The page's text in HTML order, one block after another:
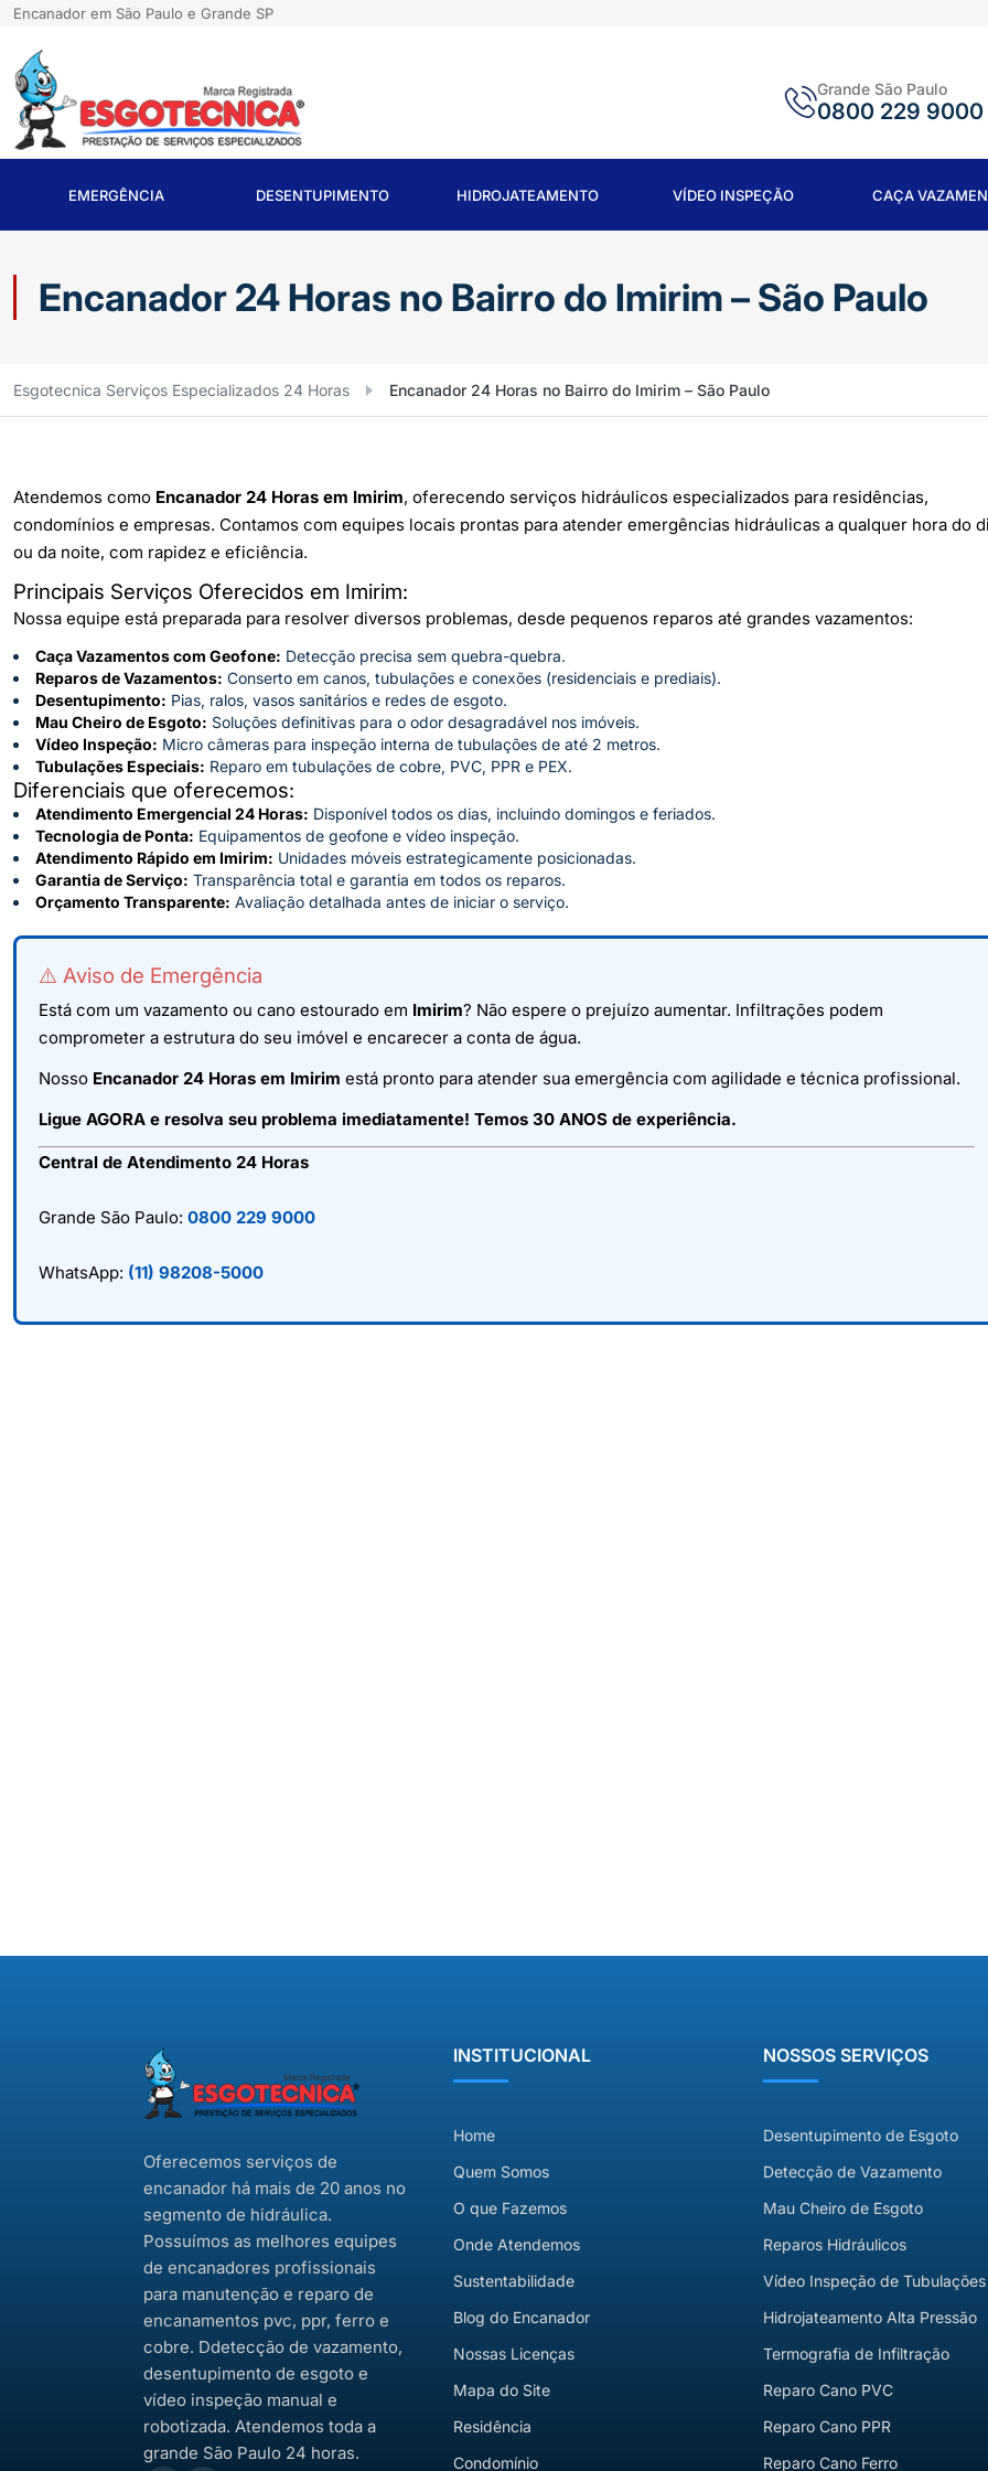
Encanador em São Paulo e Grande SP
Grande São Paulo
0800 229 9000
EMERGÊNCIA DESENTUPIMENTO HIDROJATEAMENTO VÍDEO INSPEÇÃO CAÇA
Encanador 24 Horas no Bairro do Imirim – São Paulo
Esgotecnica Serviços Especializados 24 Horas Encanador 24 Horas no Bairro do Imirim – São Paulo
Atendemos como Encanador 24 Horas em Imirim, oferecendo serviços hidráulicos especializados para residências,
condomínios e empresas. Contamos com equipes locais prontas para atender emergências hidráulicas a qualquer hora do
ou da noite, com rapidez e eficiência.
Principais Serviços Oferecidos em Imirim:
Nossa equipe está preparada para resolver diversos problemas, desde pequenos reparos até grandes vazamentos:
Caça Vazamentos com Geofone: Detecção precisa sem quebra-quebra.
Reparos de Vazamentos: Conserto em canos, tubulações e conexões (residenciais e prediais).
Desentupimento: Pias, ralos, vasos sanitários e redes de esgoto.
Mau Cheiro de Esgoto: Soluções definitivas para o odor desagradável nos imóveis.
Vídeo Inspeção: Micro câmeras para inspeção interna de tubulações de até 2 metros.
Tubulações Especiais: Reparo em tubulações de cobre, PVC, PPR e PEX.
Diferenciais que oferecemos:
Atendimento Emergencial 24 Horas: Disponível todos os dias, incluindo domingos e feriados.
Tecnologia de Ponta: Equipamentos de geofone e vídeo inspeção.
Atendimento Rápido em Imirim: Unidades móveis estrategicamente posicionadas.
Garantia de Serviço: Transparência total e garantia em todos os reparos.
Orçamento Transparente: Avaliação detalhada antes de iniciar o serviço.
⚠️ Aviso de Emergência
Está com um vazamento ou cano estourado em Imirim? Não espere o prejuízo aumentar. Infiltrações podem
comprometer a estrutura do seu imóvel e encarecer a conta de água.
Nosso Encanador 24 Horas em Imirim está pronto para atender sua emergência com agilidade e técnica profissional.
Ligue AGORA e resolva seu problema imediatamente! Temos 30 ANOS de experiência.
Central de Atendimento 24 Horas
Grande São Paulo: 0800 229 9000
WhatsApp: (11) 98208-5000
Oferecemos serviços de
encanador há mais de 20 anos no
segmento de hidráulica.
Possuímos as melhores equipes
de encanadores profissionais
para manutenção e reparo de
encanamentos pvc, ppr, ferro e
cobre. Ddetecção de vazamento,
desentupimento de esgoto e
vídeo inspeção manual e
robotizada. Atendemos toda a
grande São Paulo 24 horas.
INSTITUCIONAL
Home
Quem Somos
O que Fazemos
Onde Atendemos
Sustentabilidade
Blog do Encanador
Nossas Licenças
Mapa do Site
Residência
Condomínio
NOSSOS SERVIÇOS
Desentupimento de Esgoto
Detecção de Vazamento
Mau Cheiro de Esgoto
Reparos Hidráulicos
Vídeo Inspeção de Tubulações
Hidrojateamento Alta Pressão
Termografia de Infiltração
Reparo Cano PVC
Reparo Cano PPR
Reparo Cano Ferro